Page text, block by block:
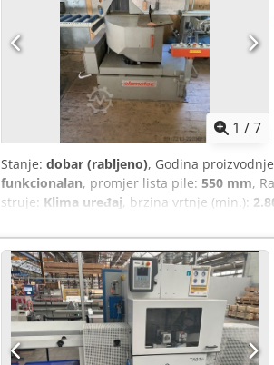
1 /7
Stanje: dobar (rabljeno), Godina
funkcionalan, promjer lista pile: 550 mm,
struje: Klima uređaj, brzina vrtnje (min.):
mjerenjem duljine na valjkastoj stazi,
pile: 550 mm. Maksimalna duljina rezanja:
valjkaste staze i mjerenje duljine. Dostupan